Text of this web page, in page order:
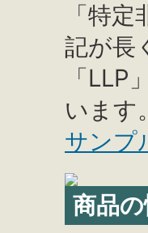
「特
記が長
「
います。
サンプ
商品